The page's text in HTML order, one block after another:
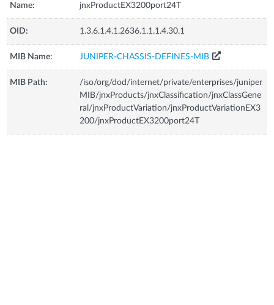
Name: jnxProductEX3200port24T
OID: 1.3.6.1.4.1.2636.1.1.1.4.30.1
MIB Name: JUNIPER-CHASSIS-DEFINES-MIB
MIB Path:
/iso/org/dod/internet/private/enterprises/juniper
MIB/jnxProducts/jnxClassification/jnxClassGene
ral/jnxProductVariation/jnxProductVariationEX3
200/jnxProductEX3200port24T